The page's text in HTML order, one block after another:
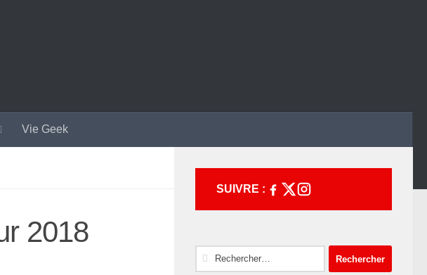
Vie Geek
2018
SUIVRE :
Rechercher :